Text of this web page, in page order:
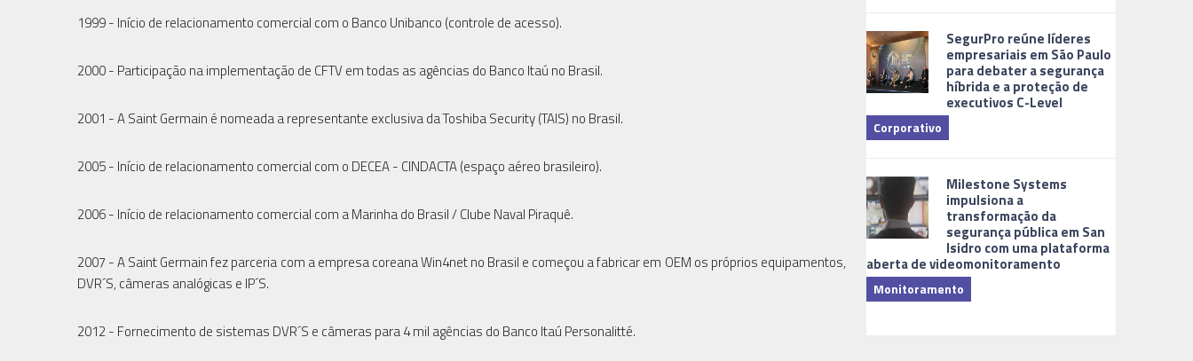
1999 - Início de relacionamento comercial com o Banco Unibanco (controle de acesso).
2000 - Participação na implementação de CFTV em todas as agências do Banco Itaú no Brasil.
2001 - A Saint Germain é nomeada a representante exclusiva da Toshiba Security (TAIS) no Brasil.
2005 - Início de relacionamento comercial com o DECEA - CINDACTA (espaço aéreo brasileiro).
2006 - Início de relacionamento comercial com a Marinha do Brasil / Clube Naval Piraquê.
2007 - A Saint Germain fez parceria com a empresa coreana Win4net no Brasil e começou a fabricar em OEM os próprios equipamentos,
DVR´S, câmeras analógicas e IP´S.
2012 - Fornecimento de sistemas DVR´S e câmeras para 4 mil agências do Banco Itaú Personalitté.
SegurPro reúne líderes
empresariais em São Paulo
para debater a segurança
híbrida e a proteção de
executivos C-Level
Corporativo
Milestone Systems
impulsiona a
transformação da
segurança pública em San
Isidro com uma plataforma
aberta de videomonitoramento
Monitoramento